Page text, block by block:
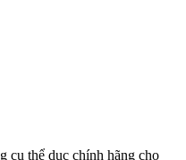
cụ thể dục chính hãng cho